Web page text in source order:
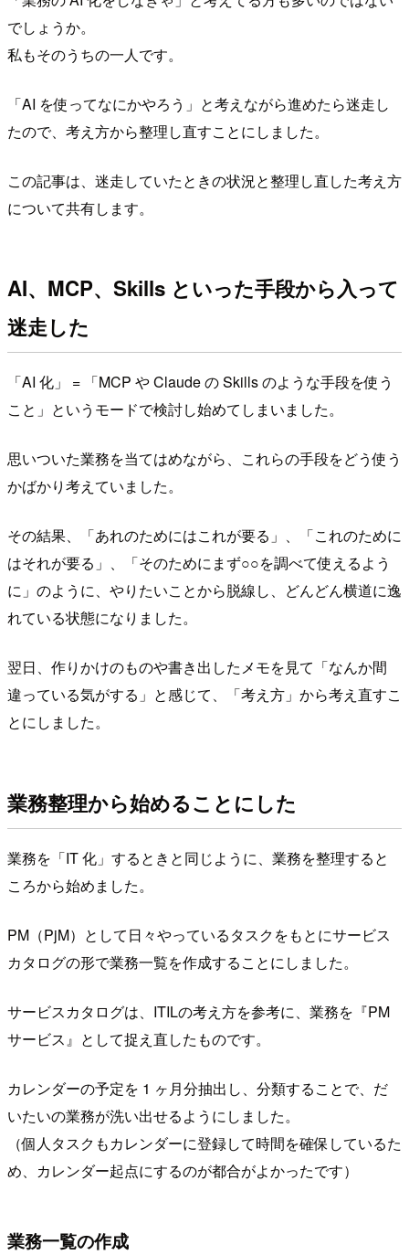
でしょうか。
私もそのうちの一人です。
「AI を使ってなにかやろう」と考えながら進めたら迷走し
たので、考え方から整理し直すことにしました。
この記事は、迷走していたときの状況と整理し直した考え方
について共有します。
AI、MCP、Skills といった手段から入って
迷走した
「AI 化」 = 「MCP や Claude の Skills のような手段を使う
こと」というモードで検討し始めてしまいました。
思いついた業務を当てはめながら、これらの手段をどう使う
かばかり考えていました。
その結果、「あれのためにはこれが要る」、「これのために
はそれが要る」、「そのためにまず○○を調べて使えるよう
に」のように、やりたいことから脱線し、どんどん横道に逸
れている状態になりました。
翌日、作りかけのものや書き出したメモを見て「なんか間
違っている気がする」と感じて、「考え方」から考え直すこ
とにしました。
業務整理から始めることにした
業務を「IT 化」するときと同じように、業務を整理すると
ころから始めました。
PM（PjM）として日々やっているタスクをもとにサービス
カタログの形で業務一覧を作成することにしました。
サービスカタログは、ITILの考え方を参考に、業務を『PM
サービス』として捉え直したものです。
カレンダーの予定を 1 ヶ月分抽出し、分類することで、だ
いたいの業務が洗い出せるようにしました。
（個人タスクもカレンダーに登録して時間を確保しているた
め、カレンダー起点にするのが都合がよかったです）
業務一覧の作成